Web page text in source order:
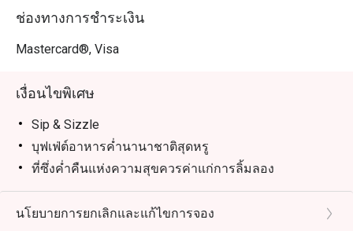
นอกจากนี้เวนติซียังมีไวน์และสินค้าพรีเมียม อาทิ น้ำมัน
มะกอกและพาสต้า ซึ่งคุณสามารถซื้อกลับบ้านได้อีกด้วย
ช่องทางการชำระเงิน
Mastercard®, Visa
เงื่อนไขพิเศษ
Sip & Sizzle
บุฟเฟ่ต์อาหารค่ำนานาชาติสุดหรู
ที่ซึ่งค่ำคืนแห่งความสุขควรค่าแก่การลิ้มลอง
บุฟเฟ่ต์อาหารค่ำสุดหรู Sip & Sizzle ของ Ventisi เชิญ
ชวนคุณมาสัมผัสประสบการณ์บุฟเฟ่ต์อาหารค่ำสุดพิเศษ
นโยบายการยกเลิกและแก้ไขการจอง